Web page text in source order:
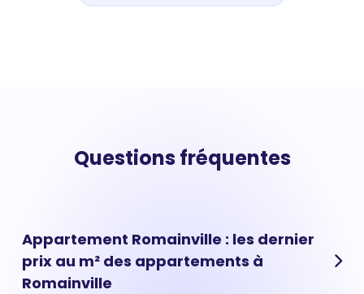
Questions fréquentes
Appartement Romainville : les dernier
prix au m² des appartements à
Romainville